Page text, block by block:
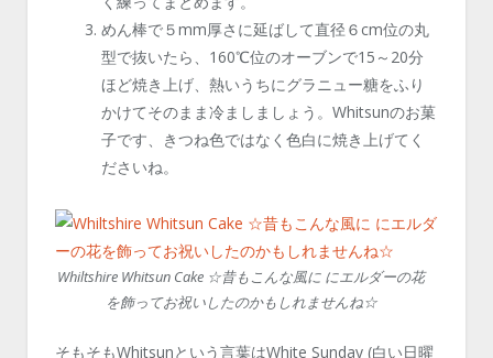
めん棒で５mm厚さに延ばして直径６cm位の丸
型で抜いたら、160℃位のオーブンで15～20分
ほど焼き上げ、熱いうちにグラニュー糖をふり
かけてそのまま冷ましましょう。Whitsunのお菓
子です、きつね色ではなく色白に焼き上げてく
ださいね。
Whiltshire Whitsun Cake ☆昔もこんな風に にエルダーの花
を飾ってお祝いしたのかもしれませんね☆
そもそもWhitsunという言葉はWhite Sunday (白い日曜